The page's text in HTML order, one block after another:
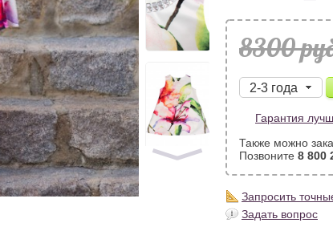
8300
Гарантия
Также можно
Позвоните 8 800
Запросить
Задать вопрос